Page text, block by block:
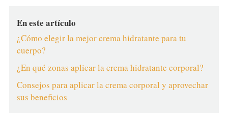
En este artículo
¿Cómo elegir la mejor crema hidratante para tu
cuerpo?
¿En qué zonas aplicar la crema hidratante corporal?
Consejos para aplicar la crema corporal y aprovechar
sus beneficios